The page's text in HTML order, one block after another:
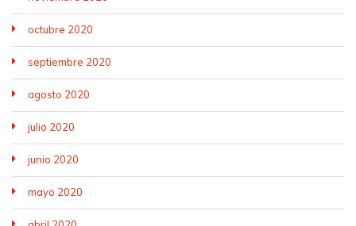
octubre 2020
septiembre 2020
agosto 2020
julio 2020
junio 2020
mayo 2020